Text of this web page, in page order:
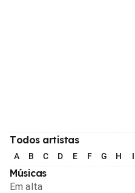
Todos artistas
A B C D E F G H I
Músicas
Em alta